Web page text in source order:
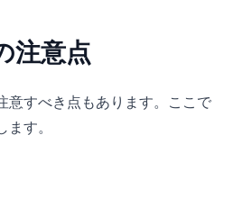
注意点
意すべき点もあります。ここで
す。